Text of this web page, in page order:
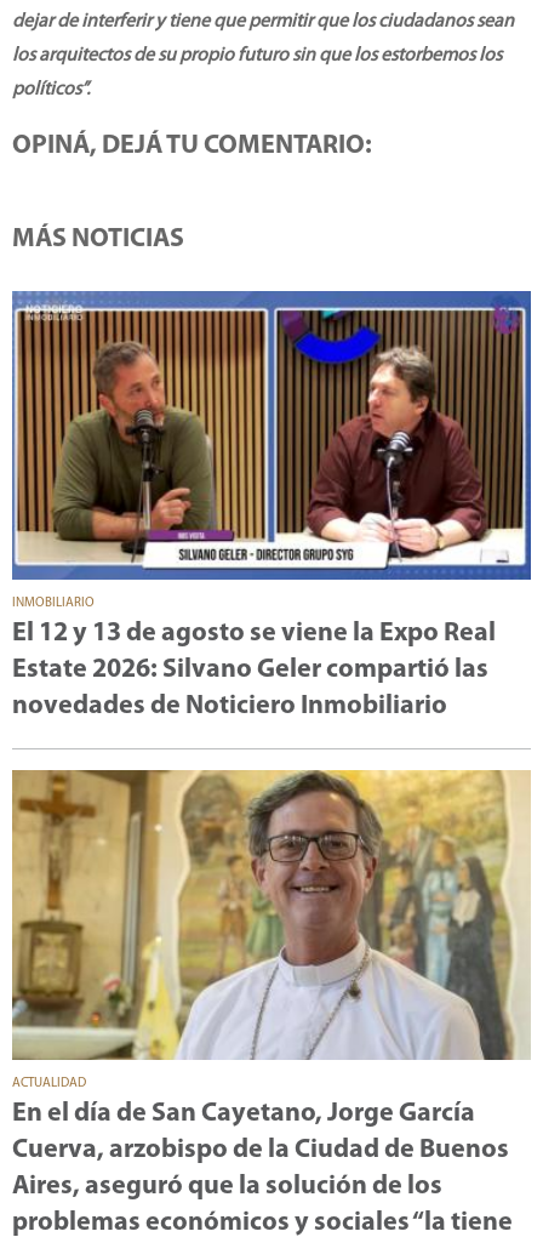
dejar de interferir y tiene que permitir que los ciudadanos sean
los arquitectos de su propio futuro sin que los estorbemos los
políticos”.
OPINÁ, DEJÁ TU COMENTARIO:
MÁS NOTICIAS
INMOBILIARIO
El 12 y 13 de agosto se viene la Expo Real
Estate 2026: Silvano Geler compartió las
novedades de Noticiero Inmobiliario
ACTUALIDAD
En el día de San Cayetano, Jorge García
Cuerva, arzobispo de la Ciudad de Buenos
Aires, aseguró que la solución de los
problemas económicos y sociales “la tiene